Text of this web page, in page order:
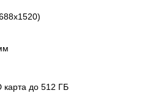
карта до 512 ГБ